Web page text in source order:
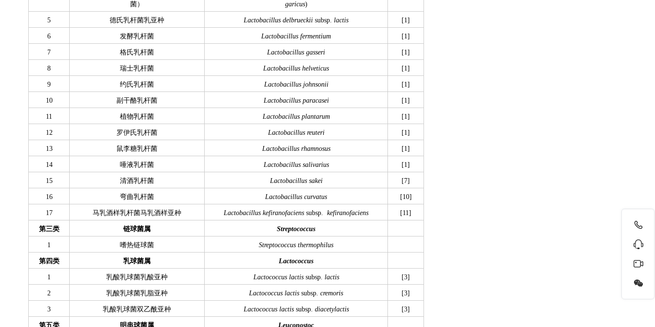
菌）
garicus)
5 德氏乳杆菌乳亚种 Lactobacillus delbrueckii subsp. lactis [1]
6 发酵乳杆菌 Lactobacillus fermentium [1]
7 格氏乳杆菌 Lactobacillus gasseri [1]
8 瑞士乳杆菌 Lactobacillus helveticus [1]
9 约氏乳杆菌 Lactobacillus johnsonii [1]
10 副干酪乳杆菌 Lactobacillus paracasei [1]
11 植物乳杆菌 Lactobacillus plantarum [1]
12 罗伊氏乳杆菌 Lactobacillus reuteri [1]
13 鼠李糖乳杆菌 Lactobacillus rhamnosus [1]
14 唾液乳杆菌 Lactobacillus salivarius [1]
15 清酒乳杆菌 Lactobacillus sakei [7]
16 弯曲乳杆菌 Lactobacillus curvatus [10]
17 马乳酒样乳杆菌马乳酒样亚种 Lactobacillus kefiranofaciens subsp. kefiranofaciens [11]
第三类 链球菌属 Streptococcus
1 嗜热链球菌 Streptococcus thermophilus
第四类 乳球菌属 Lactococcus
1 乳酸乳球菌乳酸亚种 Lactococcus lactis subsp. lactis [3]
2 乳酸乳球菌乳脂亚种 Lactococcus lactis subsp. cremoris [3]
3 乳酸乳球菌双乙酰亚种 Lactococcus lactis subsp. diacetylactis [3]
第五类 明串球菌属 Leuconostoc